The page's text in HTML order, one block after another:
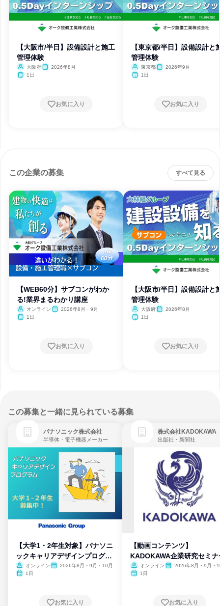
【大阪市/半日】設備設計と施工
管理体験
大阪府
2026年8月
1日
お気に入り
【東京都/半日】設備設計と
管理体験
東京都
2026年9月
1日
お気に入り
この企業の募集 すべて見る
【WEB60分】サブコンがわか
る!業界まるわかり講座
オンライン
2026年8月・9月
1日
お気に入り
【大阪市/半日】設備設計と
管理体験
大阪府
2026年8月
1日
お気に入り
この募集と一緒に見られている募集
パナソニック株式会社
半導体・電子機器メーカー
【大学1・2年生対象】パナソニ
ックキャリアデザインプログラ
ム
オンライン
2026年8月・9月・10月
1日
お気に入り
株式会社KADOKAWA
出版社・新聞社
【動画コンテンツ】
KADOKAWA企業研究セミナ
オンライン
2026年8月・9月・
1日
お気に入り